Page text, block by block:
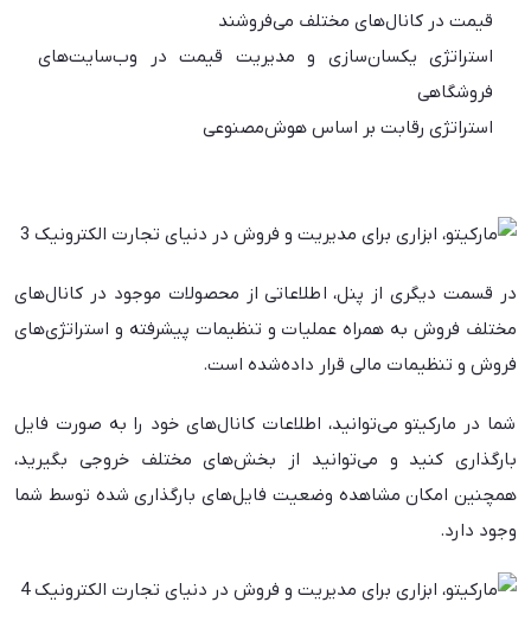
قیمت در کانال‌های مختلف می‌فروشند
استراتژی یکسان‌سازی و مدیریت قیمت در وب‌سایت‌های
فروشگاهی
استراتژی رقابت بر اساس هوش‌مصنوعی
در قسمت دیگری از پنل، اطلاعاتی از محصولات موجود در کانال‌های
مختلف فروش به همراه عملیات و تنظیمات پیشرفته و استراتژی‌های
فروش و تنظیمات مالی قرار داده‌شده‌ است.
شما در مارکیتو می‌توانید، اطلاعات کانال‌های خود را به صورت فایل
بارگذاری کنید و می‌توانید از بخش‌های مختلف خروجی بگیرید،
همچنین امکان مشاهده وضعیت فایل‌های بارگذاری شده توسط شما
وجود دارد.